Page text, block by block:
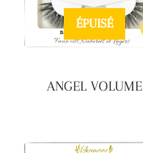
ÉPUISÉ
ANGEL VOLUME